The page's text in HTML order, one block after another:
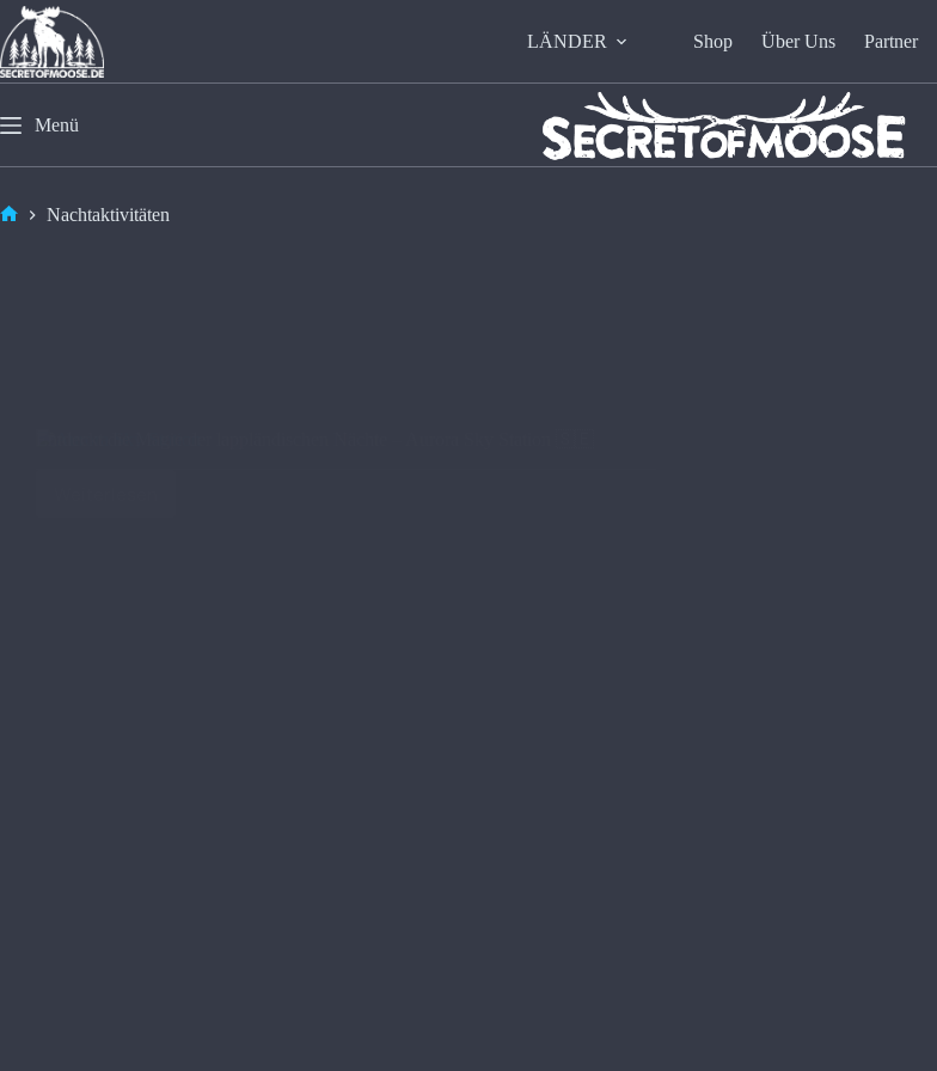
LÄNDER Shop Über Uns Partner
Menü
Nachtaktivitäten